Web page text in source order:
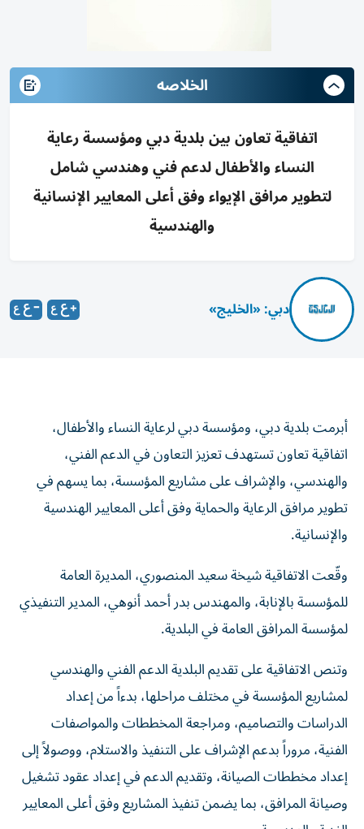
الخلاصه
اتفاقية تعاون بين بلدية دبي ومؤسسة رعاية
النساء والأطفال لدعم فني وهندسي شامل
لتطوير مرافق الإيواء وفق أعلى المعايير الإنسانية
والهندسية
دبي: «الخليج»
أبرمت بلدية دبي، ومؤسسة دبي لرعاية النساء والأطفال،
اتفاقية تعاون تستهدف تعزيز التعاون في الدعم الفني،
والهندسي، والإشراف على مشاريع المؤسسة، بما يسهم في
تطوير مرافق الرعاية والحماية وفق أعلى المعايير الهندسية
والإنسانية.
وقّعت الاتفاقية شيخة سعيد المنصوري، المديرة العامة
للمؤسسة بالإنابة، والمهندس بدر أحمد أنوهي، المدير التنفيذي
لمؤسسة المرافق العامة في البلدية.
وتنص الاتفاقية على تقديم البلدية الدعم الفني والهندسي
لمشاريع المؤسسة في مختلف مراحلها، بدءاً من إعداد
الدراسات والتصاميم، ومراجعة المخططات والمواصفات
الفنية، مروراً بدعم الإشراف على التنفيذ والاستلام، ووصولاً إلى
إعداد مخططات الصيانة، وتقديم الدعم في إعداد عقود تشغيل
وصيانة المرافق، بما يضمن تنفيذ المشاريع وفق أعلى المعايير